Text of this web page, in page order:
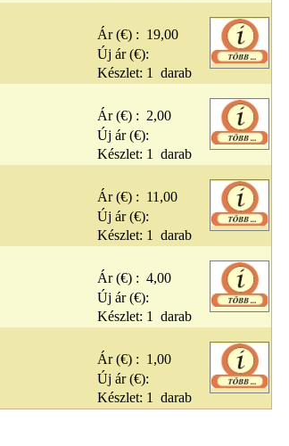
Ár (€) : 19,00
Új ár (€):
Készlet: 1 darab
Ár (€) : 2,00
Új ár (€):
Készlet: 1 darab
Ár (€) : 11,00
Új ár (€):
Készlet: 1 darab
Ár (€) : 4,00
Új ár (€):
Készlet: 1 darab
Ár (€) : 1,00
Új ár (€):
Készlet: 1 darab